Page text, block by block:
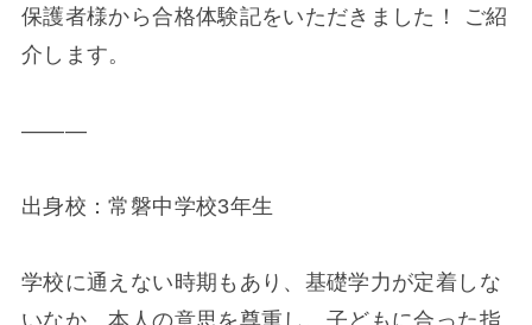
保護者様から合格体験記をいただきました！ ご紹
介します。
―――
出身校：常磐中学校3年生
学校に通えない時期もあり、基礎学力が定着しな